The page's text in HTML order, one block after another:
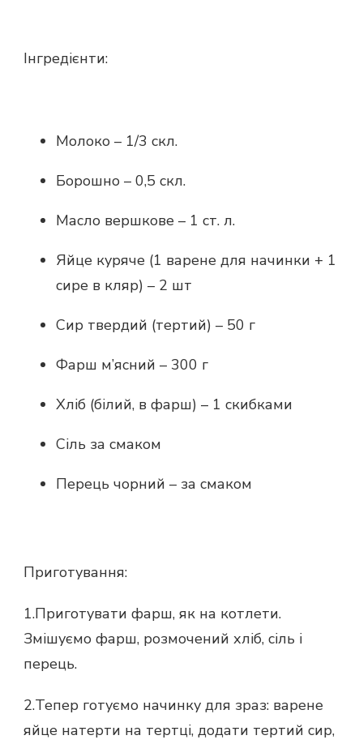
Інгредієнти:
Молоко – 1/3 скл.
Борошно – 0,5 скл.
Масло вершкове – 1 ст. л.
Яйце куряче (1 варене для начинки + 1
сире в кляр) – 2 шт
Сир твердий (тертий) – 50 г
Фарш м’ясний – 300 г
Хліб (білий, в фарш) – 1 скибками
Сіль за смаком
Перець чорний – за смаком
Приготування:
1.Приготувати фарш, як на котлети.
Змішуємо фарш, розмочений хліб, сіль і
перець.
2.Тепер готуємо начинку для зраз: варене
яйце натерти на тертці, додати тертий сир,